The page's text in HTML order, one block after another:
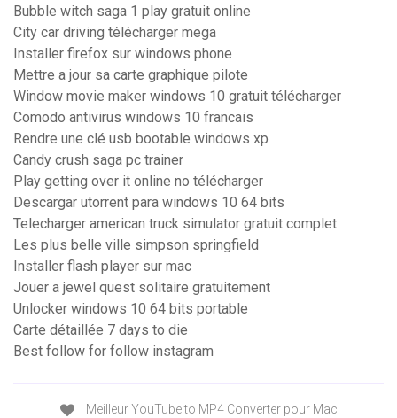
Bubble witch saga 1 play gratuit online
City car driving télécharger mega
Installer firefox sur windows phone
Mettre a jour sa carte graphique pilote
Window movie maker windows 10 gratuit télécharger
Comodo antivirus windows 10 francais
Rendre une clé usb bootable windows xp
Candy crush saga pc trainer
Play getting over it online no télécharger
Descargar utorrent para windows 10 64 bits
Telecharger american truck simulator gratuit complet
Les plus belle ville simpson springfield
Installer flash player sur mac
Jouer a jewel quest solitaire gratuitement
Unlocker windows 10 64 bits portable
Carte détaillée 7 days to die
Best follow for follow instagram
Meilleur YouTube to MP4 Converter pour Mac